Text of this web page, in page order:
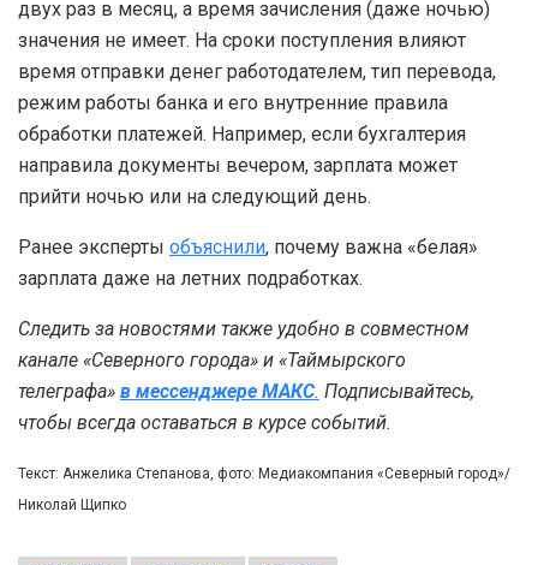
двух раз в месяц, а время зачисления (даже ночью)
значения не имеет. На сроки поступления влияют
время отправки денег работодателем, тип перевода,
режим работы банка и его внутренние правила
обработки платежей. Например, если бухгалтерия
направила документы вечером, зарплата может
прийти ночью или на следующий день.
Ранее эксперты объяснили, почему важна «белая»
зарплата даже на летних подработках.
Следить за новостями также удобно в совместном
канале «Северного города» и «Таймырского
телеграфа» в мессенджере MAКС. Подписывайтесь,
чтобы всегда оставаться в курсе событий.
Текст: Анжелика Степанова, фото: Медиакомпания «Северный город»/
Николай Щипко